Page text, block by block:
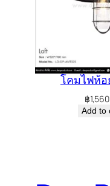
โคมไฟห้อ
฿
Add to